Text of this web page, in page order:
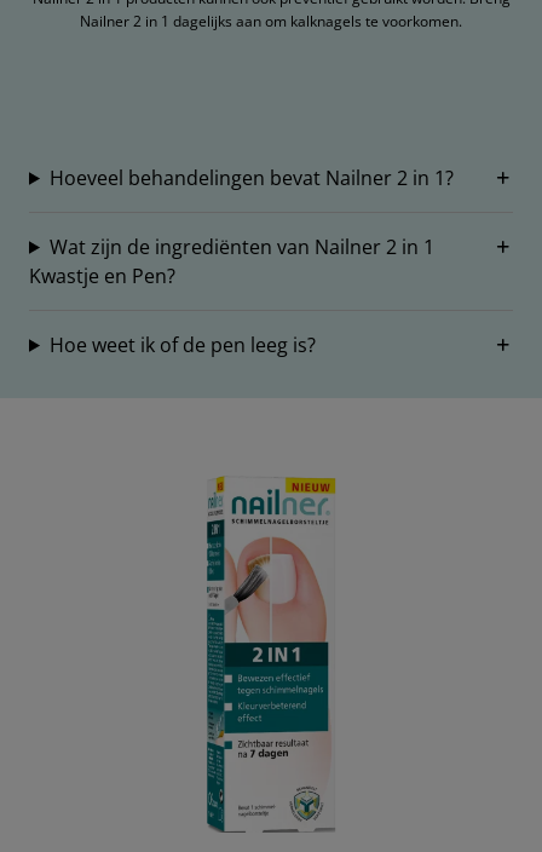
Nailner 2 in 1 dagelijks aan om kalknagels te voorkomen.
Hoeveel behandelingen bevat Nailner 2 in 1?
Wat zijn de ingrediënten van Nailner 2 in 1
Kwastje en Pen?
Hoe weet ik of de pen leeg is?